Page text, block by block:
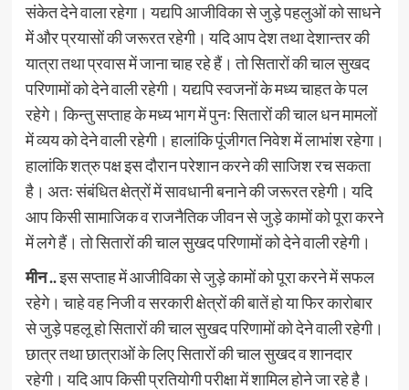
संकेत देने वाला रहेगा। यद्यपि आजीविका से जुड़े पहलुओं को साधने
में और प्रयासों की जरूरत रहेगी। यदि आप देश तथा देशान्तर की
यात्रा तथा प्रवास में जाना चाह रहे हैं। तो सितारों की चाल सुखद
परिणामों को देने वाली रहेगी। यद्यपि स्वजनों के मध्य चाहत के पल
रहेगे। किन्तु सप्ताह के मध्य भाग में पुनः सितारों की चाल धन मामलों
में व्यय को देने वाली रहेगी। हालांकि पूंजीगत निवेश में लाभांश रहेगा।
हालांकि शत्रु पक्ष इस दौरान परेशान करने की साजिश रच सकता
है। अतः संबंधित क्षेत्रों में सावधानी बनाने की जरूरत रहेगी। यदि
आप किसी सामाजिक व राजनैतिक जीवन से जुड़े कामों को पूरा करने
में लगे हैं। तो सितारों की चाल सुखद परिणामों को देने वाली रहेगी।
मीन ..इस सप्ताह में आजीविका से जुड़े कामों को पूरा करने में सफल
रहेगे। चाहे वह निजी व सरकारी क्षेत्रों की बातें हो या फिर कारोबार
से जुड़े पहलू हो सितारों की चाल सुखद परिणामों को देने वाली रहेगी।
छात्र तथा छात्राओं के लिए सितारों की चाल सुखद व शानदार
रहेगी। यदि आप किसी प्रतियोगी परीक्षा में शामिल होने जा रहे है।